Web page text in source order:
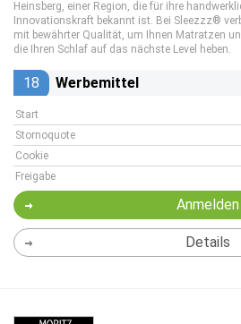
Heinsberg, einer Region, die für ihre
Innovationskraft bekannt ist. Bei Sleezzz®
mit bewährter Qualität, um Ihnen Matratzen
die Ihren Schlaf auf das nächste Level heben.
18 Werbemittel
Start
Stornoquote
Cookie
Freigabe
Anmelden
Details